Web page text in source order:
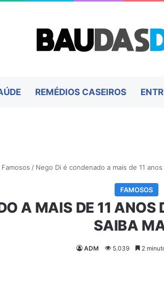
REMÉDIOS CASEIROS
Famosos / Nego Di é condenado a mais de 11
FAMOSOS
A MAIS DE 11
SAIBA
ADM 5.039 2